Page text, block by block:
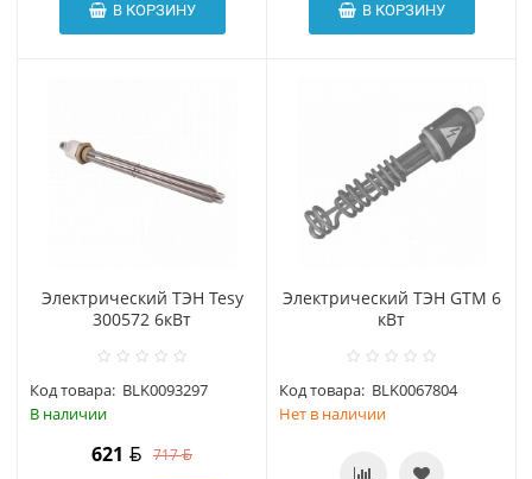
В КОРЗИНУ В КОРЗИНУ
Электрический ТЭН Tesy
300572 6кВт
Код товара: BLK0093297
В наличии
621 717
Электрический ТЭН GTM 6
кВт
Код товара: BLK0067804
Нет в наличии